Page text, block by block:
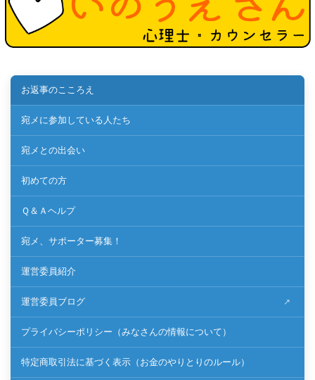
お返事のこころえ
宛メに参加している人たち
宛メとの出会い
初めての方
Ｑ＆Ａヘルプ
宛メ、サポーター募集！
運営委員紹介
運営委員ブログ
プライバシーポリシー（みなさんの情報について）
特定商取引法に基づく表示（お金のやりとりのルール）